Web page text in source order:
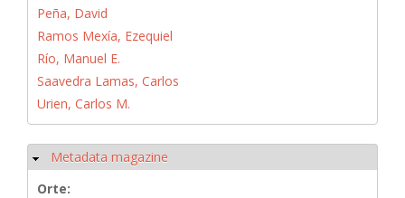
Peña, David
Ramos Mexía, Ezequiel
Río, Manuel E.
Saavedra Lamas, Carlos
Urien, Carlos M.
Ausblenden
Metadata magazine
Orte: